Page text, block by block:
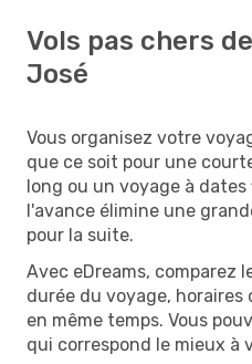
Vols pas chers
José
Vous organisez votre
que ce soit pour une
long ou un voyage à
l'avance élimine une
pour la suite.
Avec eDreams, comparez
durée du voyage,
en même temps. Vous
qui correspond le mieux à